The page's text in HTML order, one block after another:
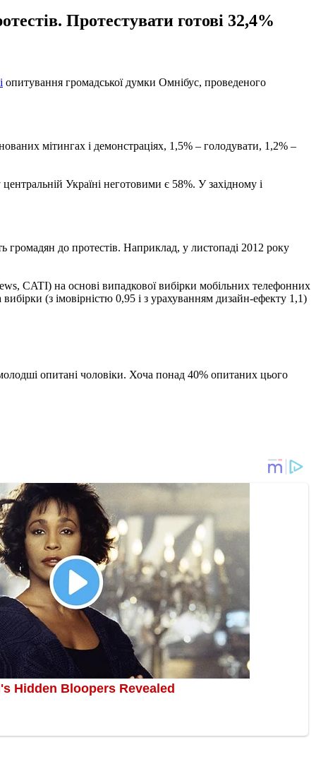
Протестувати готові 32,4%
опитування громадської думки Омнібус, проведеного
мітингах і демонстраціях, 1,5% – голодувати, 1,2% –
Україні неготовими є 58%. У західному і
громадян до протестів. Наприклад, у листопаді 2012 року
CATI) на основі випадкової вибірки мобільних телефонних
(з імовірністю 0,95 і з урахуванням дизайн-ефекту 1,1)
опитані чоловіки. Хоча понад 40% опитаних цього